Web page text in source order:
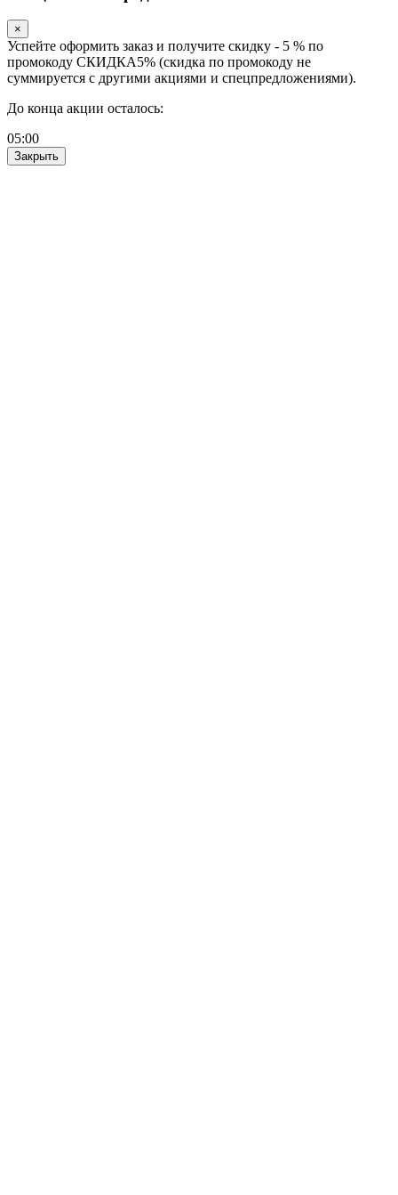
×
Успейте оформить заказ и получите скидку - 5 % по
промокоду СКИДКА5% (скидка по промокоду не
суммируется с другими акциями и спецпредложениями).
До конца акции осталось:
05:00
Закрыть